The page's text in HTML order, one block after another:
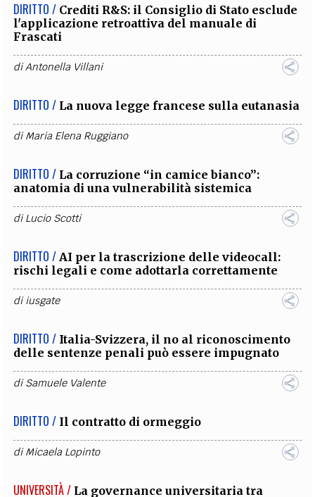
DIRITTO / Crediti R&S: il Consiglio di Stato esclude
l'applicazione retroattiva del manuale di
Frascati
diAntonella Villani
DIRITTO / La nuova legge francese sulla eutanasia
diMaria Elena Ruggiano
DIRITTO / La corruzione “in camice bianco”:
anatomia di una vulnerabilità sistemica
diLucio Scotti
DIRITTO / AI per la trascrizione delle videocall:
rischi legali e come adottarla correttamente
diiusgate
DIRITTO / Italia-Svizzera, il no al riconoscimento
delle sentenze penali può essere impugnato
diSamuele Valente
DIRITTO / Il contratto di ormeggio
diMicaela Lopinto
UNIVERSITÀ / La governance universitaria tra